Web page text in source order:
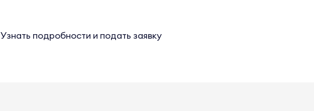
Узнать подробности и подать заявку